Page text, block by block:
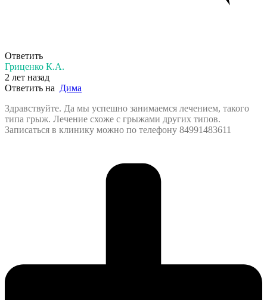
Ответить
Гриценко К.А.
2 лет назад
Ответить на Дима
Здравствуйте. Да мы успешно занимаемся лечением, такого
типа грыж. Лечение схоже с грыжами других типов.
Записаться в клинику можно по телефону 84991483611